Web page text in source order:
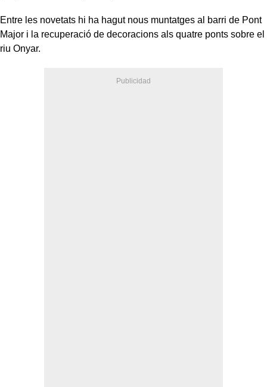
Entre les novetats hi ha hagut nous muntatges al barri de Pont
Major i la recuperació de decoracions als quatre ponts sobre el
riu Onyar.